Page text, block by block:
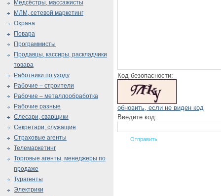
Код безопасности:
обновить, если не виден код
Введите код:
Медсёстры, массажисты
МЛМ, сетевой маркетинг
Охрана
Повара
Программисты
Продавцы, кассиры, раскладчики
товара
Работники по уходу
Рабочие – строители
Рабочие – металлообработка
Рабочие разные
Слесари, сварщики
Секретари, служащие
Страховые агенты
Телемаркетинг
Торговые агенты, менеджеры по
продаже
Турагенты
Электрики